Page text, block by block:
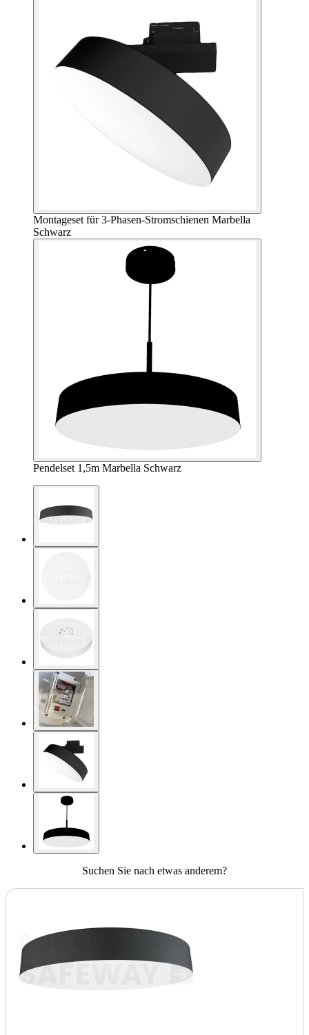
Montageset für 3-Phasen-Stromschienen Marbella
Schwarz
Pendelset 1,5m Marbella Schwarz
Suchen Sie nach etwas anderem?